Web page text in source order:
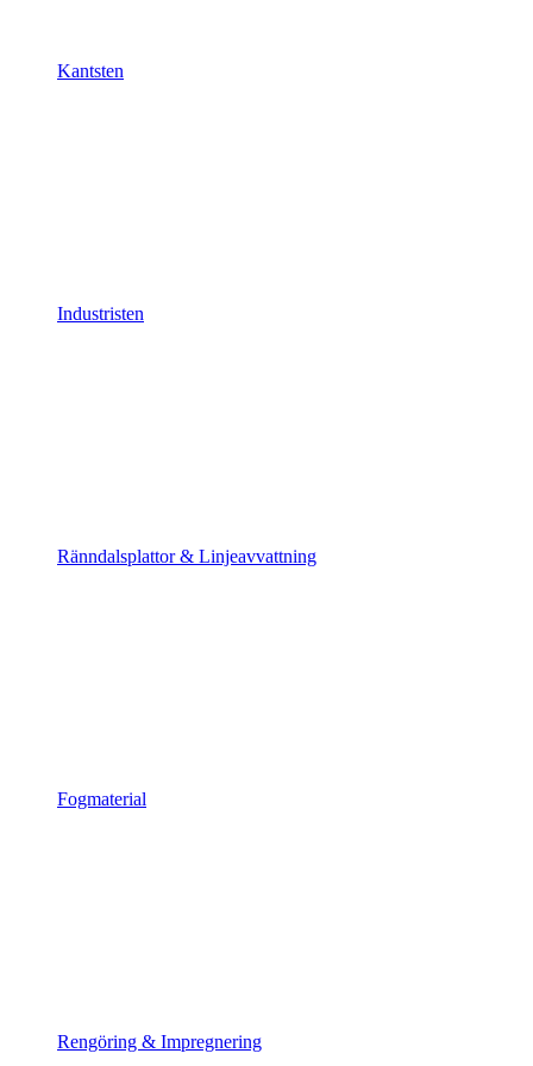
Kantsten
Industristen
Ränndalsplattor & Linjeavvattning
Fogmaterial
Rengöring & Impregnering